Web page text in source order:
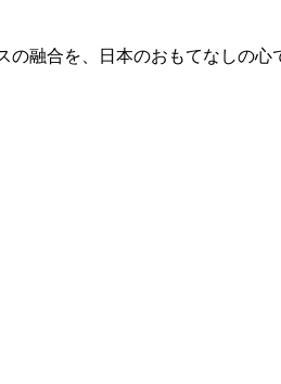
融合を、日本のおもてなしの心